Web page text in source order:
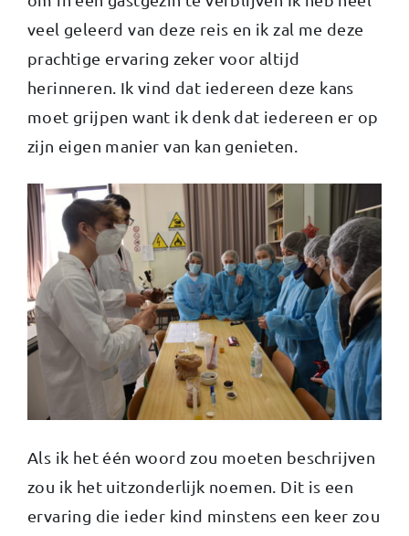
veel geleerd van deze reis en ik zal me deze
prachtige ervaring zeker voor altijd
herinneren. Ik vind dat iedereen deze kans
moet grijpen want ik denk dat iedereen er op
zijn eigen manier van kan genieten.
Als ik het één woord zou moeten beschrijven
zou ik het uitzonderlijk noemen. Dit is een
ervaring die ieder kind minstens een keer zou